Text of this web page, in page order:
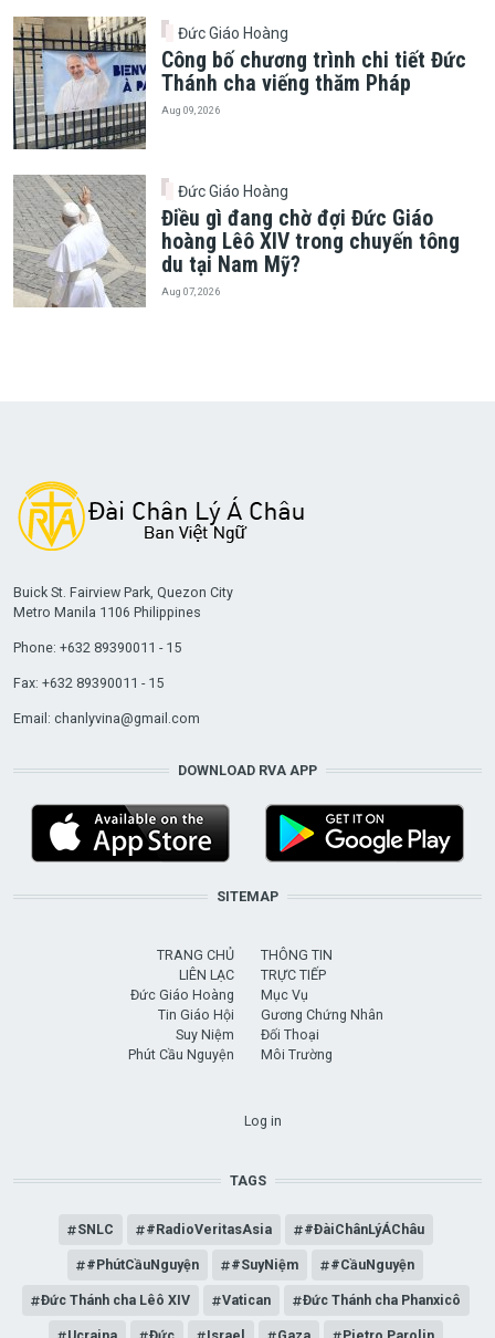
Đức Giáo Hoàng
Công bố chương trình chi tiết Đức
Thánh cha viếng thăm Pháp
Aug 09, 2026
Đức Giáo Hoàng
Điều gì đang chờ đợi Đức Giáo
hoàng Lêô XIV trong chuyến tông
du tại Nam Mỹ?
Aug 07, 2026
Buick St. Fairview Park, Quezon City
Metro Manila 1106 Philippines
Phone: +632 89390011 - 15
Fax: +632 89390011 - 15
Email: chanlyvina@gmail.com
DOWNLOAD RVA APP
SITEMAP
TRANG CHỦ
LIÊN LẠC
Đức Giáo Hoàng
Tin Giáo Hội
Suy Niệm
Phút Cầu Nguyện
THÔNG TIN
TRỰC TIẾP
Mục Vụ
Gương Chứng Nhân
Đối Thoại
Môi Trường
Log in
TAGS
SNLC #RadioVeritasAsia #ĐàiChânLýÁChâu
#PhútCầuNguyện #SuyNiệm #CầuNguyện
Đức Thánh cha Lêô XIV Vatican Đức Thánh cha Phanxicô